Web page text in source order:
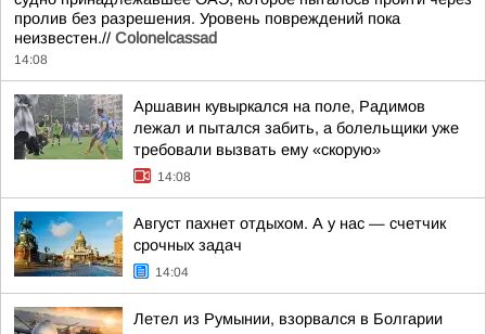
пролив без разрешения. Уровень повреждений пока
неизвестен.// Colonelcassad
14:08
Аршавин кувыркался на поле, Радимов
лежал и пытался забить, а болельщики уже
требовали вызвать ему «скорую»
14:08
Август пахнет отдыхом. А у нас — счетчик
срочных задач
14:04
Летел из Румынии, взорвался в Болгарии